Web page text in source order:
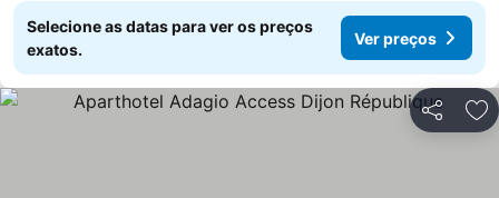
Selecione as datas para ver os preços
exatos.
Ver preços
Partilhar